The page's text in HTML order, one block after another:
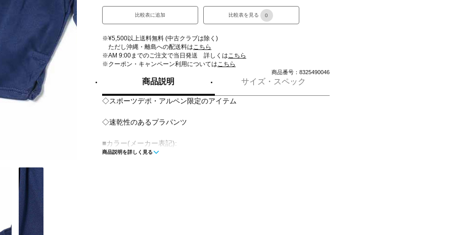
比較表に追加 比較表を見る 0
※¥5,500以上送料無料 (中古クラブは除く)
ただし沖縄・離島への配送料はこちら
※AM 9:00までのご注文で当日発送 詳しくはこちら
※クーポン・キャンペーン利用についてはこちら
商品番号：8325490046
商品説明 サイズ・スペック
◇スポーツデポ・アルペン限定のアイテム
◇速乾性のあるプラパンツ
■カラー(メーカー表記):
ネイビー(90:NVY)
商品説明を詳しく見る